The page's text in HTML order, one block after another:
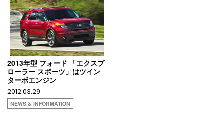
2013年型 フォード 「エクスプ
ローラー スポーツ」はツイン
ターボエンジン
2012.03.29
NEWS & INFORMATION